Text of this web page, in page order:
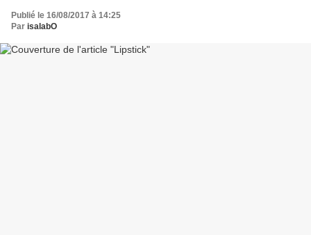
Publié le 16/08/2017 à 14:25
Par isalabO